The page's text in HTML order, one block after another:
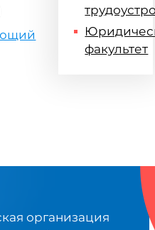
факультет
организация